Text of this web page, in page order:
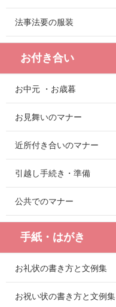
法事法要の服装
お付き合い
お中元 ・お歳暮
お見舞いのマナー
近所付き合いのマナー
引越し手続き・準備
公共でのマナー
手紙・はがき
お礼状の書き方と文例集
お祝い状の書き方と文例集